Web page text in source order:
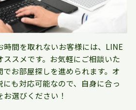
時間を取れないお客様には、LINE
スメです。お気軽にご相談いた
お部屋探しを進められます。オ
も対応可能なので、自身に合っ
選びください！